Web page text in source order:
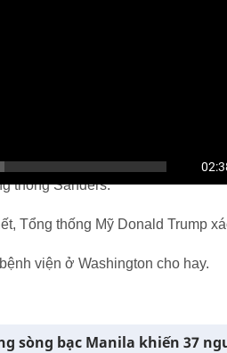
vọng với kết quả bầu cử Tổng
thống Sanders.
Tổng thống Mỹ Donald Trump
viện ở Washington cho hay.
sòng bạc Manila khiến 37